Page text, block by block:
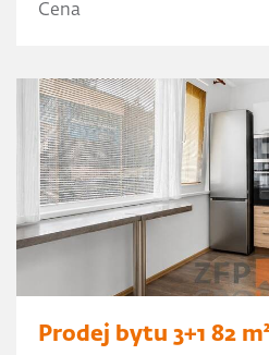
Cena
Prodej bytu 3+1 82